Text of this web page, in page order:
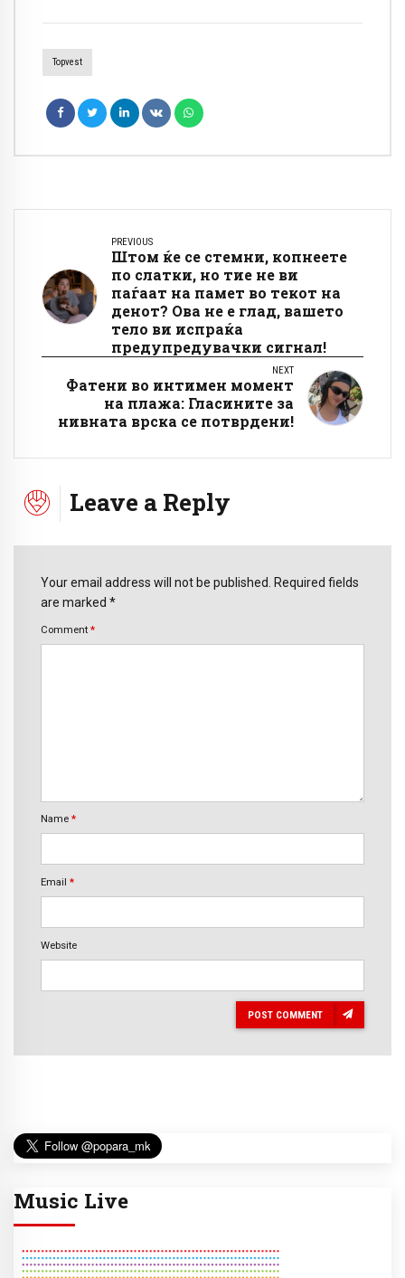
Topvest
PREVIOUS
Штом ќе се стемни, копнеете
по слатки, но тие не ви
паѓаат на памет во текот на
денот? Ова не е глад, вашето
тело ви испраќа
предупредувачки сигнал!
NEXT
Фатени во интимен момент
на плажа: Гласините за
нивната врска се потврдени!
Leave a Reply
Your email address will not be published. Required fields
are marked *
Comment *
Name *
Email *
Website
POST COMMENT
Music Live